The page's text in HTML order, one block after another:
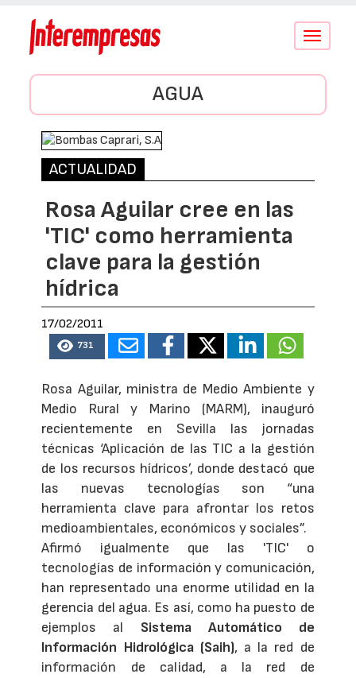
Conmutar
AGUA
ACTUALIDAD
Rosa Aguilar cree en las
'TIC' como herramienta
clave para la gestión
hídrica
17/02/2011
731
Rosa Aguilar, ministra de Medio Ambiente y
Medio Rural y Marino (MARM), inauguró
recientemente en Sevilla las jornadas
técnicas ‘Aplicación de las TIC a la gestión
de los recursos hídricos’, donde destacó que
las nuevas tecnologías son “una
herramienta clave para afrontar los retos
medioambientales, económicos y sociales”.
Afirmó igualmente que las 'TIC' o
tecnologías de información y comunicación,
han representado una enorme utilidad en la
gerencia del agua. Es así, como ha puesto de
ejemplos al Sistema Automático de
Información Hidrológica (Saih), a la red de
información de calidad, a la red de